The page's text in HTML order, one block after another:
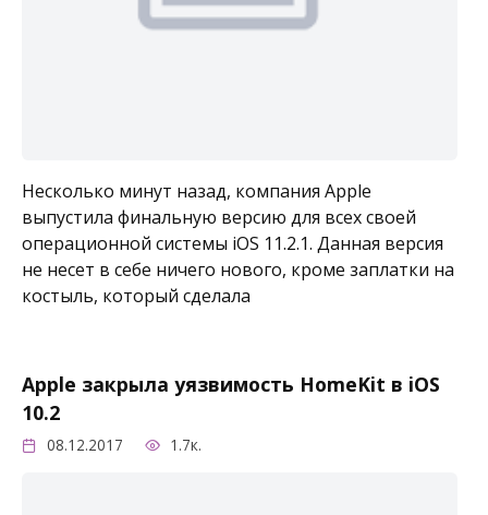
Несколько минут назад, компания Apple
выпустила финальную версию для всех своей
операционной системы iOS 11.2.1. Данная версия
не несет в себе ничего нового, кроме заплатки на
костыль, который сделала
Apple закрыла уязвимость HomeKit в iOS
10.2
08.12.2017 1.7к.